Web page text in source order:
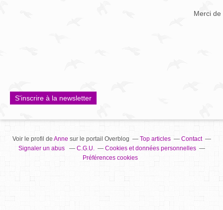
Merci
S'inscrire à la newsletter
Voir le profil de Annesur le portail Overblog Top articles
Contact
Signaler un abus
C.G.U.
Cookies et données personnelles
Préférences cookies